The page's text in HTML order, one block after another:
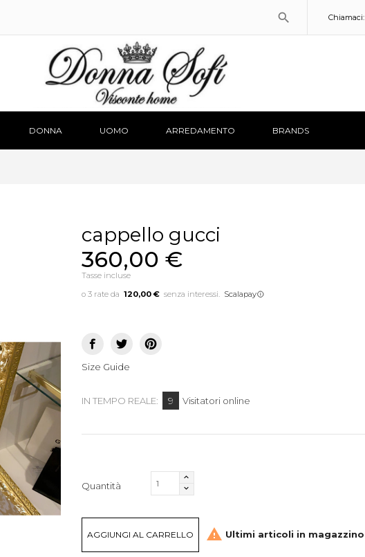
 Chiamaci:
DONNA UOMO ARREDAMENTO BRANDS
cappello gucci
360,00 €
Tasse incluse
120,00 €
Size Guide
IN TEMPO REALE: 9 Visitatori online
Quantità
AGGIUNGI AL CARRELLO  Ultimi articoli in magazzino